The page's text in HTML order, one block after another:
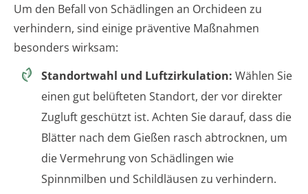
Um den Befall von Schädlingen an Orchideen zu
verhindern, sind einige präventive Maßnahmen
besonders wirksam:
Standortwahl und Luftzirkulation: Wählen Sie
einen gut belüfteten Standort, der vor direkter
Zugluft geschützt ist. Achten Sie darauf, dass die
Blätter nach dem Gießen rasch abtrocknen, um
die Vermehrung von Schädlingen wie
Spinnmilben und Schildläusen zu verhindern.